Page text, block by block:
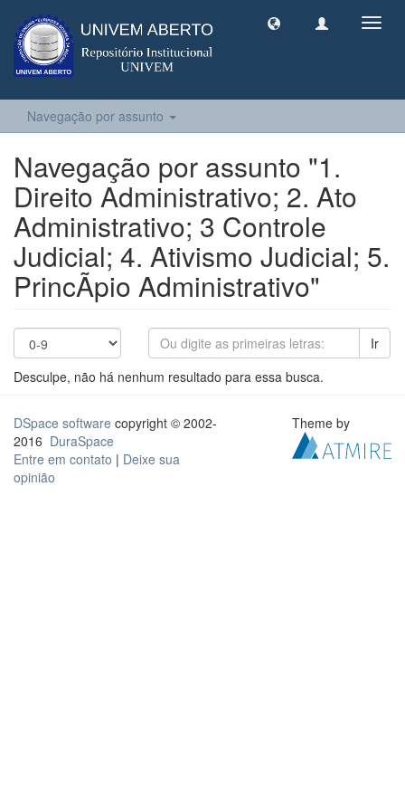
Navegação por assunto
Navegação por assunto "1.
Direito Administrativo; 2. Ato
Administrativo; 3 Controle
Judicial; 4. Ativismo Judicial; 5.
PrincÃ­pio Administrativo"
Ir
Desculpe, não há nenhum resultado para essa busca.
DSpace software copyright © 2002-
2016 DuraSpace
Entre em contato | Deixe sua
opinião
Theme by